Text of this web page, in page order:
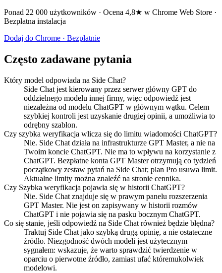
Ponad 22 000 użytkowników · Ocena 4,8★ w Chrome Web Store ·
Bezpłatna instalacja
Dodaj do Chrome · Bezpłatnie
Często zadawane pytania
Który model odpowiada na Side Chat?
Side Chat jest kierowany przez serwer główny GPT do
oddzielnego modelu innej firmy, więc odpowiedź jest
niezależna od modelu ChatGPT w głównym wątku. Celem
szybkiej kontroli jest uzyskanie drugiej opinii, a umożliwia to
odrębny szablon.
Czy szybka weryfikacja wlicza się do limitu wiadomości ChatGPT?
Nie. Side Chat działa na infrastrukturze GPT Master, a nie na
Twoim koncie ChatGPT. Nie ma to wpływu na korzystanie z
ChatGPT. Bezpłatne konta GPT Master otrzymują co tydzień
początkowy zestaw pytań na Side Chat; plan Pro usuwa limit.
Aktualne limity można znaleźć na stronie cennika.
Czy Szybka weryfikacja pojawia się w historii ChatGPT?
Nie. Side Chat znajduje się w prawym panelu rozszerzenia
GPT Master. Nie jest on zapisywany w historii rozmów
ChatGPT i nie pojawia się na pasku bocznym ChatGPT.
Co się stanie, jeśli odpowiedź na Side Chat również będzie błędna?
Traktuj Side Chat jako szybką drugą opinię, a nie ostateczne
źródło. Niezgodność dwóch modeli jest użytecznym
sygnałem: wskazuje, że warto sprawdzić twierdzenie w
oparciu o pierwotne źródło, zamiast ufać któremukolwiek
modelowi.